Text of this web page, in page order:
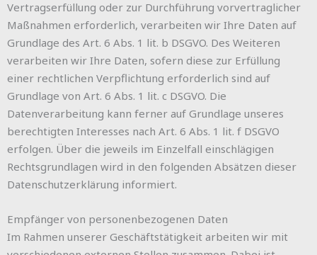
Vertragserfüllung oder zur Durchführung vorvertraglicher
Maßnahmen erforderlich, verarbeiten wir Ihre Daten auf
Grundlage des Art. 6 Abs. 1 lit. b DSGVO. Des Weiteren
verarbeiten wir Ihre Daten, sofern diese zur Erfüllung
einer rechtlichen Verpflichtung erforderlich sind auf
Grundlage von Art. 6 Abs. 1 lit. c DSGVO. Die
Datenverarbeitung kann ferner auf Grundlage unseres
berechtigten Interesses nach Art. 6 Abs. 1 lit. f DSGVO
erfolgen. Über die jeweils im Einzelfall einschlägigen
Rechtsgrundlagen wird in den folgenden Absätzen dieser
Datenschutzerklärung informiert.
Empfänger von personenbezogenen Daten
Im Rahmen unserer Geschäftstätigkeit arbeiten wir mit